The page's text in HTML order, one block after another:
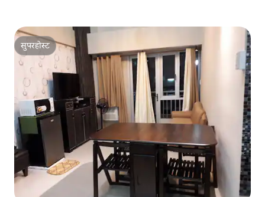
सुपरहोस्ट
सुपरहोस्ट